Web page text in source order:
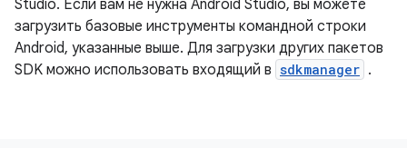
Studio. Если вам не нужна Android Studio, вы можете
загрузить базовые инструменты командной строки
Android, указанные выше. Для загрузки других пакетов
SDK можно использовать входящий в sdkmanager .